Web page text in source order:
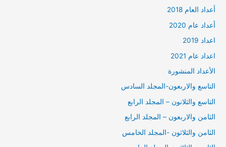
أعداد العام 2018
أعداد عام 2020
اعداد 2019
اعداد عام 2021
الأعداد المنشورة
التاسع والاربعون-المجلد السادس
التاسع والثلانون – المجلد الرابع
الثامن والاربعون – المجلد الرابع
الثامن والثلاثون -المجلد الخامس